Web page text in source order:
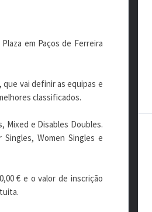
em Paços de Ferreira
vai definir as equipas e
classificados.
Mixed e Disables Doubles.
Women Singles e
€ e o valor de inscrição